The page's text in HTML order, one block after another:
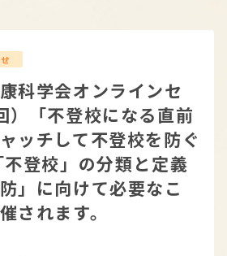
科学会オンラインセ
）「不登校になる直前
ッチして不登校を防ぐ
登校」の分類と定義
」に向けて必要なこ
されます。